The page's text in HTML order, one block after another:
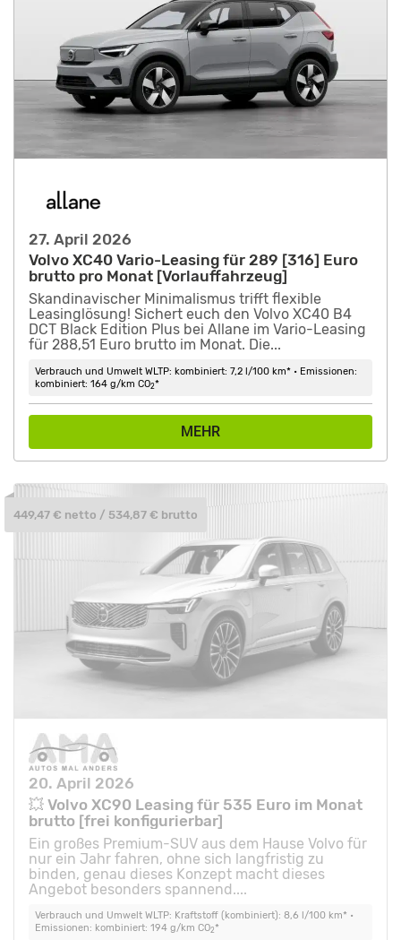
27. April 2026
Volvo XC40 Vario-Leasing für 289 [316] Euro
brutto pro Monat [Vorlauffahrzeug]
Skandinavischer Minimalismus trifft flexible
Leasinglösung! Sichert euch den Volvo XC40 B4
DCT Black Edition Plus bei Allane im Vario-Leasing
für 288,51 Euro brutto im Monat. Die...
Verbrauch und Umwelt WLTP: kombiniert: 7,2 l/100 km* • Emissionen:
kombiniert: 164 g/km CO2*
MEHR
20. April 2026
💥 Volvo XC90 Leasing für 535 Euro im Monat
brutto [frei konfigurierbar]
Ein großes Premium-SUV aus dem Hause Volvo für
nur ein Jahr fahren, ohne sich langfristig zu
binden, genau dieses Konzept macht dieses
Angebot besonders spannend....
Verbrauch und Umwelt WLTP: Kraftstoff (kombiniert): 8,6 l/100 km* •
Emissionen: kombiniert: 194 g/km CO2*
449,47 € netto / 534,87 € brutto